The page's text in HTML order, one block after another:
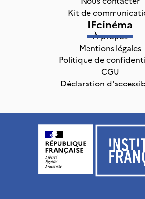
Kit de
IFcinéma
À propos
Mentions légales
Politique de
CGU
Déclaration